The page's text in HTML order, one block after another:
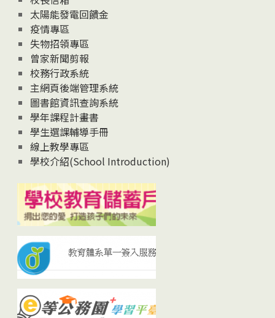
太陽能發電回饋金
疫情專區
失物招領專區
曾家新聞剪報
校務行政系統
主網頁後端管理系統
圖書館資訊查詢系統
學年課程計畫書
學生選課輔導手冊
線上教學專區
學校介紹(School Introduction)